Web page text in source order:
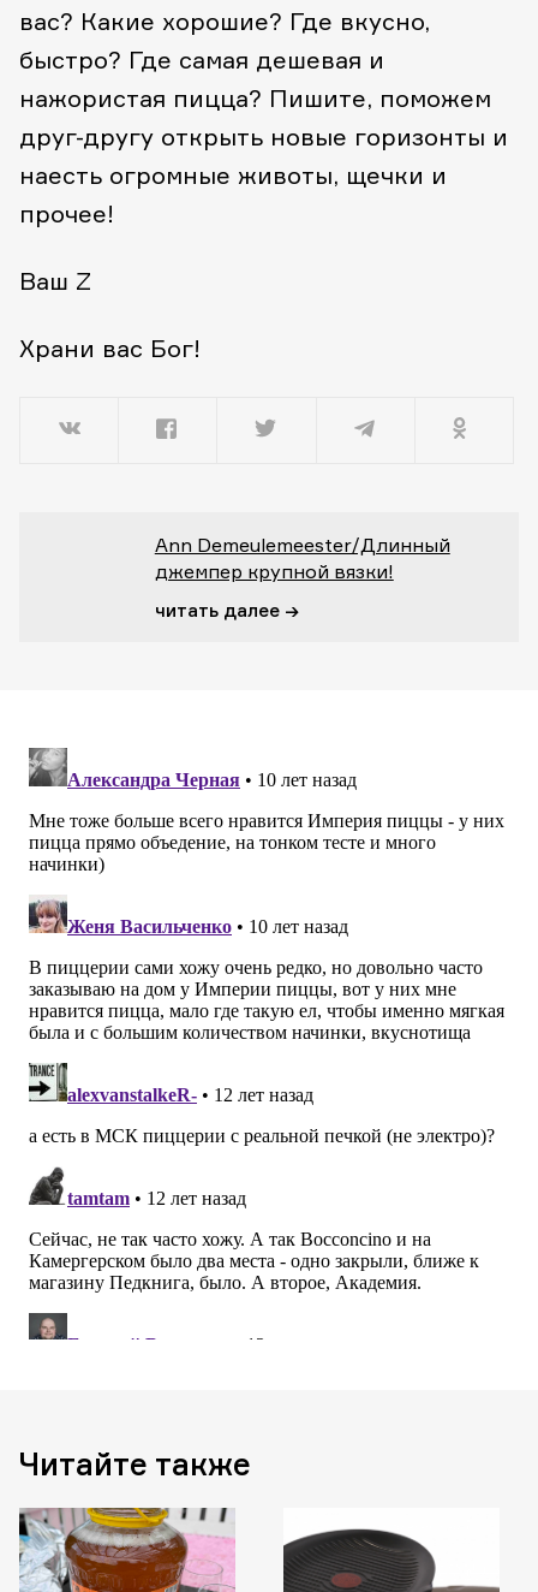
вас? Какие хорошие? Где вкусно,
быстро? Где самая дешевая и
нажористая пицца? Пишите, поможем
друг-другу открыть новые горизонты и
наесть огромные животы, щечки и
прочее!
Ваш Z
Храни вас Бог!
Ann Demeulemeester/Длинный
джемпер крупной вязки!
читать далее →
Читайте также